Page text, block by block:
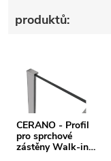
produktů:
CERANO - Profil
pro sprchové
zástěny Walk-in